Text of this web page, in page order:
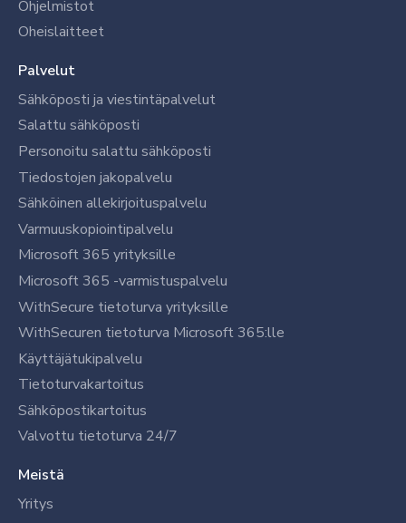
Ohjelmistot
Oheislaitteet
Palvelut
Sähköposti ja viestintäpalvelut
Salattu sähköposti
Personoitu salattu sähköposti
Tiedostojen jakopalvelu
Sähköinen allekirjoituspalvelu
Varmuuskopiointipalvelu
Microsoft 365 yrityksille
Microsoft 365 -varmistuspalvelu
WithSecure tietoturva yrityksille
WithSecuren tietoturva Microsoft 365:lle
Käyttäjätukipalvelu
Tietoturvakartoitus
Sähköpostikartoitus
Valvottu tietoturva 24/7
Meistä
Yritys